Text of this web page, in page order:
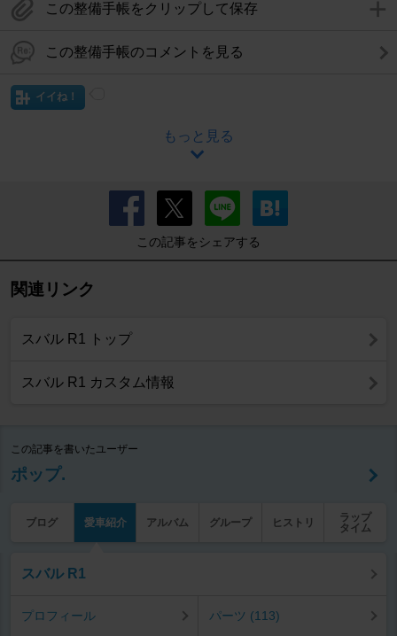
この整備手帳をクリップして保存
この整備手帳のコメントを見る
イイね！
もっと見る
この記事をシェアする
関連リンク
スバル R1 トップ
スバル R1 カスタム情報
この記事を書いたユーザー
ポップ.
ブログ 愛車紹介 アルバム グループ ヒストリ
ラップ
タイム
スバル R1
プロフィール パーツ (113)